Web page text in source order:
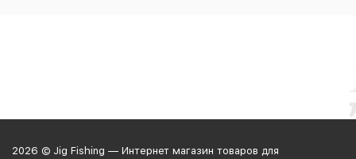
2026 © Jig Fishing — Интернет магазин товаров для